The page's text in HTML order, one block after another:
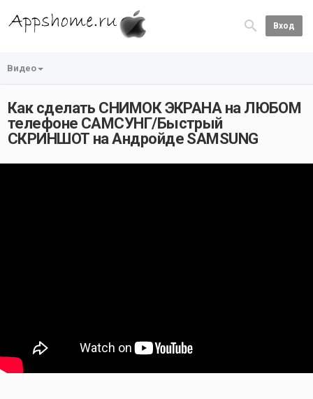
Вход
Видео
Как сделать СНИМОК ЭКРАНА на ЛЮБОМ
телефоне САМСУНГ/Быстрый
СКРИНШОТ на Андройде SAMSUNG